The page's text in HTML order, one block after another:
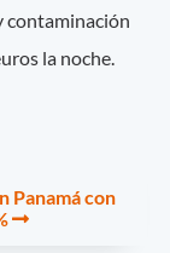
contaminación
la noche.
Panamá con